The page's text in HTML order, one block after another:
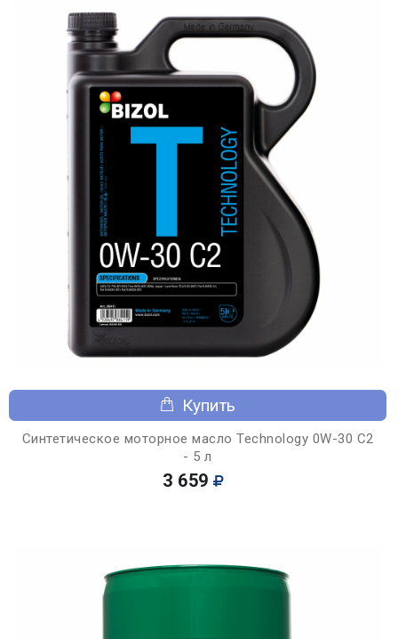
Купить
Синтетическое моторное масло Technology 0W-30 C2
- 5 л
3 659